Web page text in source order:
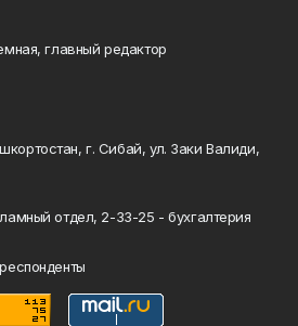
главный редактор
г. Сибай, ул. Заки Валиди,
отдел, 2-33-25 - бухгалтерия